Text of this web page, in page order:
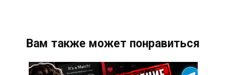
Вам также может понравиться